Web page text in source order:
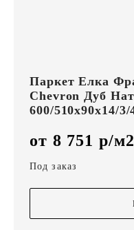
Паркет Елка
Chevron Дуб
600/510х90х14/3/
от 8 751 р/м2
Под заказ